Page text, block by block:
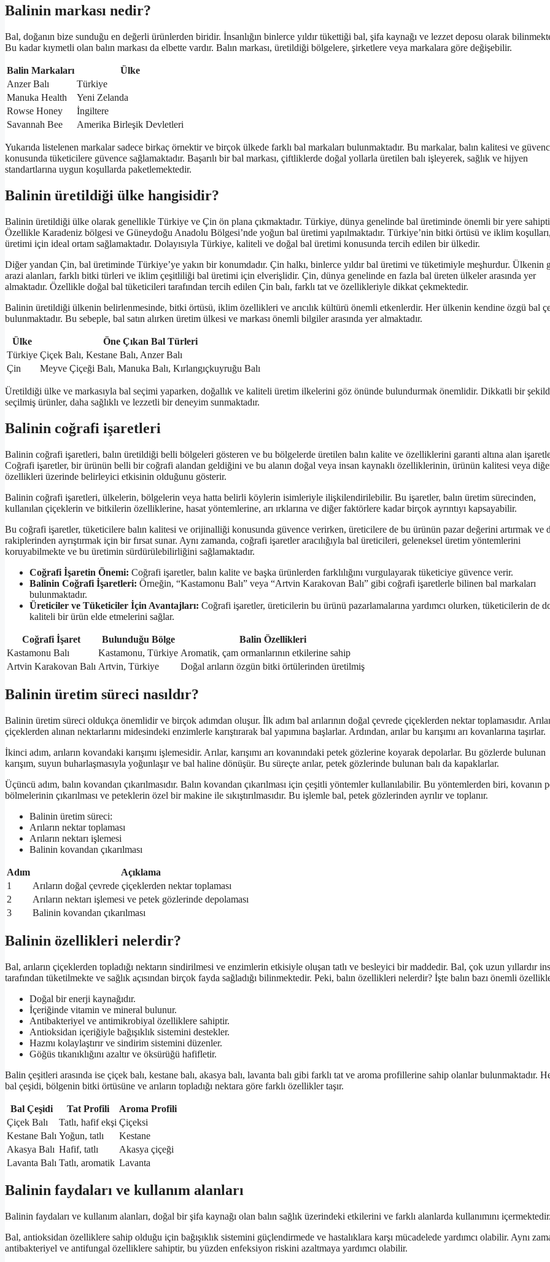
Balinin markası nedir?
Bal, doğanın bize sunduğu en değerli ürünlerden biridir. İnsanlığın binlerce yıldır tükettiği bal, şifa kaynağı ve lezzet deposu olarak
Bu kadar kıymetli olan balın markası da elbette vardır. Balın markası, üretildiği bölgelere, şirketlere veya markalara göre değişebilir.
Balin Markaları
Ülke
Anzer Balı
Türkiye
Manuka Health
Yeni Zelanda
Rowse Honey
İngiltere
Savannah Bee
Amerika Birleşik Devletleri
Yukarıda listelenen markalar sadece birkaç örnektir ve birçok ülkede farklı bal markaları bulunmaktadır. Bu markalar, balın kalitesi ve
konusunda tüketicilere güvence sağlamaktadır. Başarılı bir bal markası, çiftliklerde doğal yollarla üretilen balı işleyerek, sağlık ve hijyen
standartlarına uygun koşullarda paketlemektedir.
Balinin üretildiği ülke hangisidir?
Balinin üretildiği ülke olarak genellikle Türkiye ve Çin ön plana çıkmaktadır. Türkiye, dünya genelinde bal üretiminde önemli bir yere
Özellikle Karadeniz bölgesi ve Güneydoğu Anadolu Bölgesi’nde yoğun bal üretimi yapılmaktadır. Türkiye’nin bitki örtüsü ve iklim
üretimi için ideal ortam sağlamaktadır. Dolayısıyla Türkiye, kaliteli ve doğal bal üretimi konusunda tercih edilen bir ülkedir.
Diğer yandan Çin, bal üretiminde Türkiye’ye yakın bir konumdadır. Çin halkı, binlerce yıldır bal üretimi ve tüketimiyle meşhurdur. Ülkenin
arazi alanları, farklı bitki türleri ve iklim çeşitliliği bal üretimi için elverişlidir. Çin, dünya genelinde en fazla bal üreten ülkeler arasında yer
almaktadır. Özellikle doğal bal tüketicileri tarafından tercih edilen Çin balı, farklı tat ve özellikleriyle dikkat çekmektedir.
Balinin üretildiği ülkenin belirlenmesinde, bitki örtüsü, iklim özellikleri ve arıcılık kültürü önemli etkenlerdir. Her ülkenin kendine özgü bal
bulunmaktadır. Bu sebeple, bal satın alırken üretim ülkesi ve markası önemli bilgiler arasında yer almaktadır.
Ülke
Öne Çıkan Bal Türleri
Türkiye Çiçek Balı, Kestane Balı, Anzer Balı
Çin
Meyve Çiçeği Balı, Manuka Balı, Kırlangıçkuyruğu Balı
Üretildiği ülke ve markasıyla bal seçimi yaparken, doğallık ve kaliteli üretim ilkelerini göz önünde bulundurmak önemlidir. Dikkatli bir
seçilmiş ürünler, daha sağlıklı ve lezzetli bir deneyim sunmaktadır.
Balinin coğrafi işaretleri
Balinin coğrafi işaretleri, balın üretildiği belli bölgeleri gösteren ve bu bölgelerde üretilen balın kalite ve özelliklerini garanti altına alan
Coğrafi işaretler, bir ürünün belli bir coğrafi alandan geldiğini ve bu alanın doğal veya insan kaynaklı özelliklerinin, ürünün kalitesi veya
özellikleri üzerinde belirleyici etkisinin olduğunu gösterir.
Balinin coğrafi işaretleri, ülkelerin, bölgelerin veya hatta belirli köylerin isimleriyle ilişkilendirilebilir. Bu işaretler, balın üretim sürecinden,
kullanılan çiçeklerin ve bitkilerin özelliklerine, hasat yöntemlerine, arı ırklarına ve diğer faktörlere kadar birçok ayrıntıyı kapsayabilir.
Bu coğrafi işaretler, tüketicilere balın kalitesi ve orijinalliği konusunda güvence verirken, üreticilere de bu ürünün pazar değerini artırmak ve
rakiplerinden ayrıştırmak için bir fırsat sunar. Aynı zamanda, coğrafi işaretler aracılığıyla bal üreticileri, geleneksel üretim yöntemlerini
koruyabilmekte ve bu üretimin sürdürülebilirliğini sağlamaktadır.
Coğrafi İşaretin Önemi: Coğrafi işaretler, balın kalite ve başka ürünlerden farklılığını vurgulayarak tüketiciye güvence verir.
Balinin Coğrafi İşaretleri: Örneğin, “Kastamonu Balı” veya “Artvin Karakovan Balı” gibi coğrafi işaretlerle bilinen bal markaları
bulunmaktadır.
Üreticiler ve Tüketiciler İçin Avantajları: Coğrafi işaretler, üreticilerin bu ürünü pazarlamalarına yardımcı olurken, tüketicilerin de
kaliteli bir ürün elde etmelerini sağlar.
Coğrafi İşaret Bulunduğu Bölge
Balin Özellikleri
Kastamonu Balı
Kastamonu, Türkiye Aromatik, çam ormanlarının etkilerine sahip
Artvin Karakovan Balı Artvin, Türkiye Doğal arıların özgün bitki örtülerinden üretilmiş
Balinin üretim süreci nasıldır?
Balinin üretim süreci oldukça önemlidir ve birçok adımdan oluşur. İlk adım bal arılarının doğal çevrede çiçeklerden nektar toplamasıdır.
çiçeklerden alınan nektarlarını midesindeki enzimlerle karıştırarak bal yapımına başlarlar. Ardından, arılar bu karışımı arı kovanlarına taşırlar.
İkinci adım, arıların kovandaki karışımı işlemesidir. Arılar, karışımı arı kovanındaki petek gözlerine koyarak depolarlar. Bu gözlerde bulunan
karışım, suyun buharlaşmasıyla yoğunlaşır ve bal haline dönüşür. Bu süreçte arılar, petek gözlerinde bulunan balı da kapaklarlar.
Üçüncü adım, balın kovandan çıkarılmasıdır. Balın kovandan çıkarılması için çeşitli yöntemler kullanılabilir. Bu yöntemlerden biri, kovanın
bölmelerinin çıkarılması ve peteklerin özel bir makine ile sıkıştırılmasıdır. Bu işlemle bal, petek gözlerinden ayrılır ve toplanır.
Balinin üretim süreci:
Arıların nektar toplaması
Arıların nektarı işlemesi
Balinin kovandan çıkarılması
Adım
Açıklama
1
Arıların doğal çevrede çiçeklerden nektar toplaması
2
Arıların nektarı işlemesi ve petek gözlerinde depolaması
3
Balinin kovandan çıkarılması
Balinin özellikleri nelerdir?
Bal, arıların çiçeklerden topladığı nektarın sindirilmesi ve enzimlerin etkisiyle oluşan tatlı ve besleyici bir maddedir. Bal, çok uzun yıllardır
tarafından tüketilmekte ve sağlık açısından birçok fayda sağladığı bilinmektedir. Peki, balın özellikleri nelerdir? İşte balın bazı önemli
Doğal bir enerji kaynağıdır.
İçeriğinde vitamin ve mineral bulunur.
Antibakteriyel ve antimikrobiyal özelliklere sahiptir.
Antioksidan içeriğiyle bağışıklık sistemini destekler.
Hazmı kolaylaştırır ve sindirim sistemini düzenler.
Göğüs tıkanıklığını azaltır ve öksürüğü hafifletir.
Balin çeşitleri arasında ise çiçek balı, kestane balı, akasya balı, lavanta balı gibi farklı tat ve aroma profillerine sahip olanlar bulunmaktadır.
bal çeşidi, bölgenin bitki örtüsüne ve arıların topladığı nektara göre farklı özellikler taşır.
Bal Çeşidi Tat Profili
Aroma Profili
Çiçek Balı
Tatlı, hafif ekşi Çiçeksi
Kestane Balı Yoğun, tatlı
Kestane
Akasya Balı Hafif, tatlı
Akasya çiçeği
Lavanta Balı Tatlı, aromatik Lavanta
Balinin faydaları ve kullanım alanları
Balinin faydaları ve kullanım alanları, doğal bir şifa kaynağı olan balın sağlık üzerindeki etkilerini ve farklı alanlarda kullanımını içermektedir.
Bal, antioksidan özelliklere sahip olduğu için bağışıklık sistemini güçlendirmede ve hastalıklara karşı mücadelede yardımcı olabilir. Aynı
antibakteriyel ve antifungal özelliklere sahiptir, bu yüzden enfeksiyon riskini azaltmaya yardımcı olabilir.